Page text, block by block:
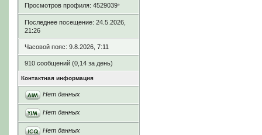
Просмотров профиля: 4529039*
Последнее посещение: 24.5.2026,
21:26
Часовой пояс: 9.8.2026, 7:11
910 сообщений (0,14 за день)
Контактная информация
Нет данных
Нет данных
Нет данных